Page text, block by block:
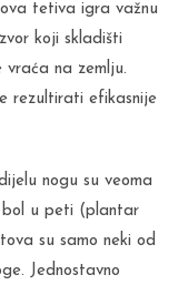
tetiva igra važnu
koji skladišti
na zemlju.
rezultirati efikasnije
nogu su veoma
bol u peti (plantar
su samo neki od
Jednostavno